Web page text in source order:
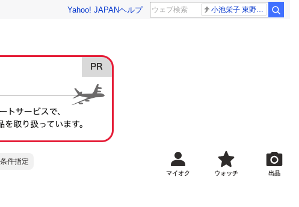
Yahoo! JAPANヘルプ 小池栄子 東野幸治
条件指定
マイオク ウォッチ 出品